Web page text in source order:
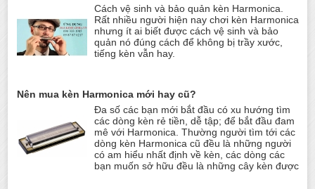
Cách vệ sinh và bảo quản kèn Harmonica.
Rất nhiều người hiện nay chơi kèn Harmonica
nhưng ít ai biết được cách vệ sinh và bảo
quản nó đúng cách để không bị trầy xước,
tiếng kèn vẫn hay.
Nên mua kèn Harmonica mới hay cũ?
Đa số các bạn mới bắt đầu có xu hướng tìm
các dòng kèn rẻ tiền, dễ tập; để bắt đầu đam
mê với Harmonica. Thường người tìm tới các
dòng kèn Harmonica cũ đều là những người
có am hiểu nhất định về kèn, các dòng các
bạn muốn sở hữu đều là những cây kèn được